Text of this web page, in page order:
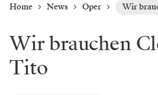
Home News Oper Wir
Wir brauchen
Tito